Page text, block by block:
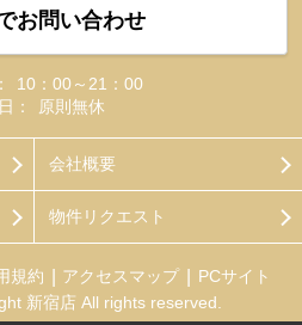
お問い合わせ
10：00～21：00
：
原則無休
会社概要
物件リクエスト
規約 アクセスマップ
PCサイト
新宿店 All rights reserved.